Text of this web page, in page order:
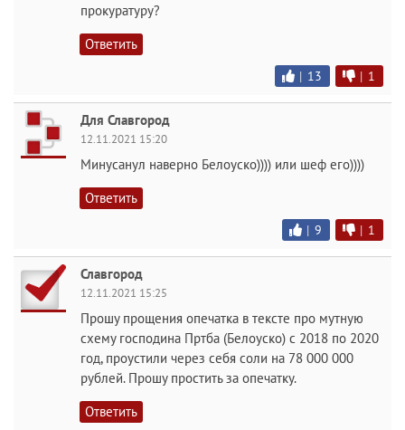
прокуратуру?
Ответить
| 13 | 1
Для Славгород
12.11.2021 15:20
Минусанул наверно Белоуско)))) или шеф его))))
Ответить
| 9 | 1
Славгород
12.11.2021 15:25
Прошу прощения опечатка в тексте про мутную
схему господина Пртба (Белоуско) с 2018 по 2020
год, проустили через себя соли на 78 000 000
рублей. Прошу простить за опечатку.
Ответить